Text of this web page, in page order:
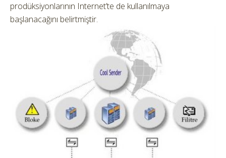
prodüksiyonlarının Internet’te de kullanılmaya
başlanacağını belirtmiştir.